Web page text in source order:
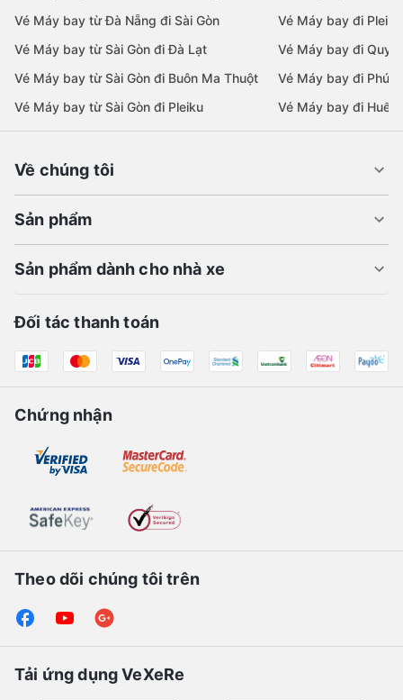
Vé Máy bay từ Đà Nẵng đi Sài Gòn
Vé Máy bay từ Sài Gòn đi Đà Lạt
Vé Máy bay từ Sài Gòn đi Buôn Ma Thuột
Vé Máy bay từ Sài Gòn đi Pleiku
Vé Máy bay đi Pleiku
Vé Máy bay đi Quy
Vé Máy bay đi Phú
Vé Máy bay đi Huế
Về chúng tôi
Sản phẩm
Sản phẩm dành cho nhà xe
Đối tác thanh toán
Chứng nhận
Theo dõi chúng tôi trên
Tải ứng dụng VeXeRe